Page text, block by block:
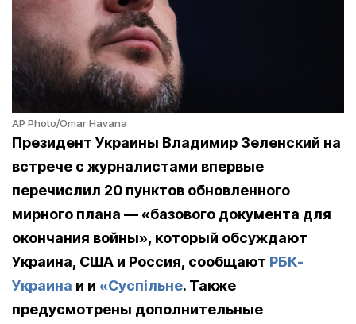
AP Photo/Omar Havana
Президент Украины Владимир Зеленский на
встрече с журналистами впервые
перечислил 20 пунктов обновленного
мирного плана — «базового документа для
окончания войны», который обсуждают
Украина, США и Россия, сообщают РБК-
Украина и и «Суспiльне. Также
предусмотрены дополнительные